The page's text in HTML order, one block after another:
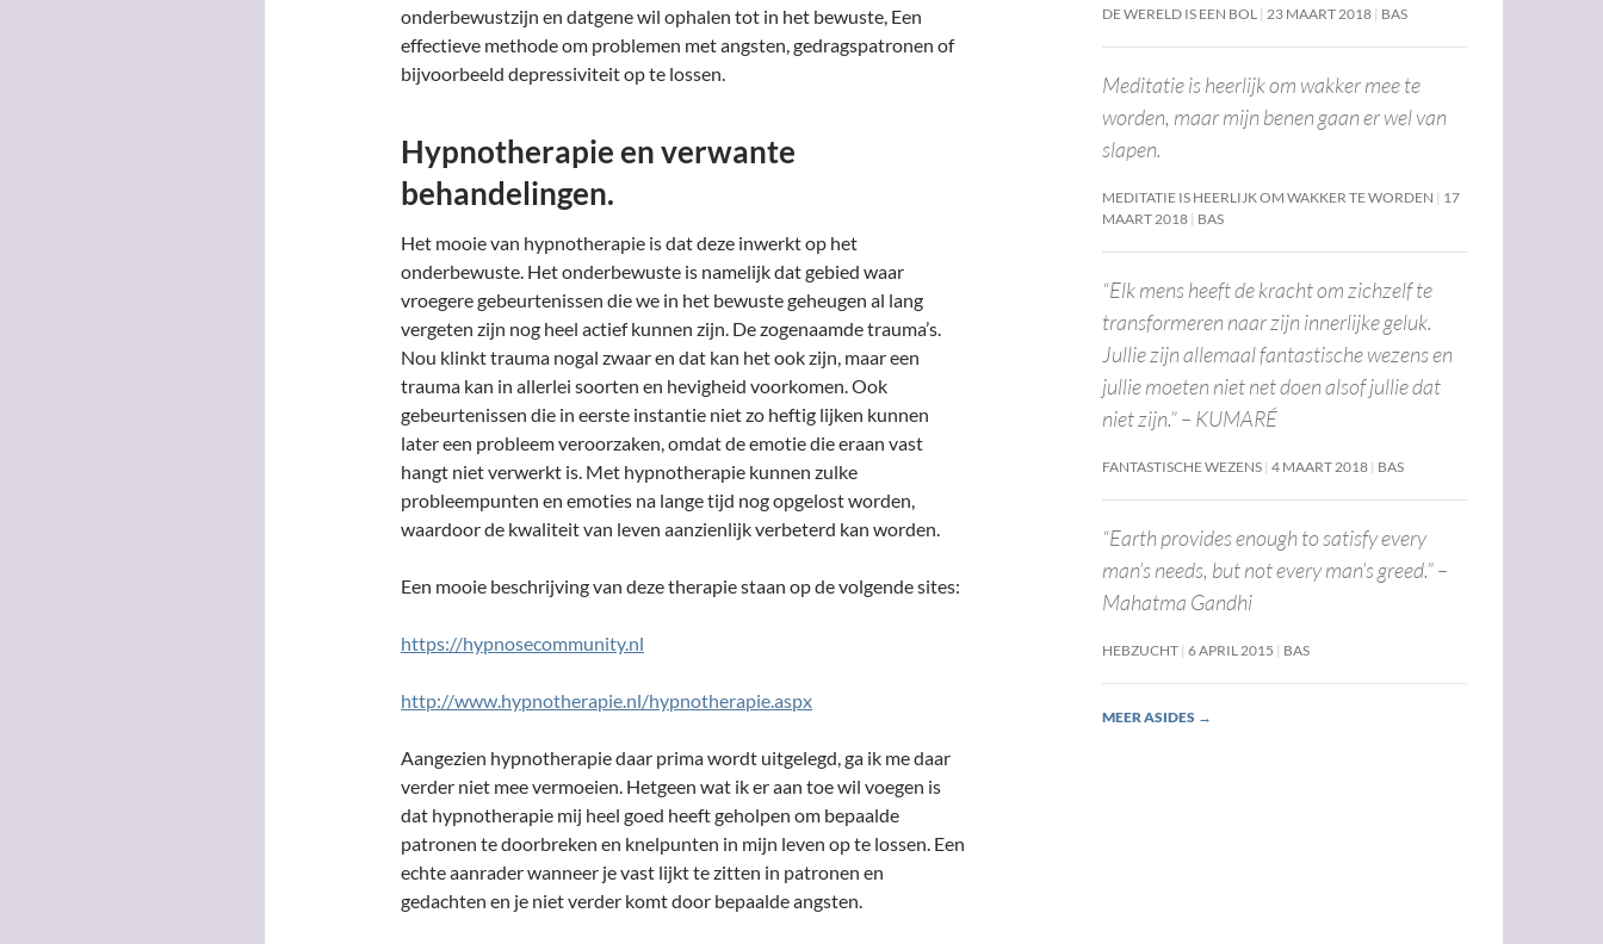
onderbewustzijn en datgene wil ophalen tot in het bewuste, Een
effectieve methode om problemen met angsten, gedragspatronen of
bijvoorbeeld depressiviteit op te lossen.
Hypnotherapie en verwante
behandelingen.
Het mooie van hypnotherapie is dat deze inwerkt op het
onderbewuste. Het onderbewuste is namelijk dat gebied waar
vroegere gebeurtenissen die we in het bewuste geheugen al lang
vergeten zijn nog heel actief kunnen zijn. De zogenaamde trauma’s.
Nou klinkt trauma nogal zwaar en dat kan het ook zijn, maar een
trauma kan in allerlei soorten en hevigheid voorkomen. Ook
gebeurtenissen die in eerste instantie niet zo heftig lijken kunnen
later een probleem veroorzaken, omdat de emotie die eraan vast
hangt niet verwerkt is. Met hypnotherapie kunnen zulke
probleempunten en emoties na lange tijd nog opgelost worden,
waardoor de kwaliteit van leven aanzienlijk verbeterd kan worden.
Een mooie beschrijving van deze therapie staan op de volgende sites:
https://hypnosecommunity.nl
http://www.hypnotherapie.nl/hypnotherapie.aspx
Aangezien hypnotherapie daar prima wordt uitgelegd, ga ik me daar
verder niet mee vermoeien. Hetgeen wat ik er aan toe wil voegen is
dat hypnotherapie mij heel goed heeft geholpen om bepaalde
patronen te doorbreken en knelpunten in mijn leven op te lossen. Een
echte aanrader wanneer je vast lijkt te zitten in patronen en
gedachten en je niet verder komt door bepaalde angsten.
DE WERELD IS EEN BOL 23 MAART 2018 BAS
Meditatie is heerlijk om wakker mee te
worden, maar mijn benen gaan er wel van
slapen.
MEDITATIE IS HEERLIJK OM WAKKER TE WORDEN
17
MAART 2018 BAS
“Elk mens heeft de kracht om zichzelf te
transformeren naar zijn innerlijke geluk.
Jullie zijn allemaal fantastische wezens en
jullie moeten niet net doen alsof jullie dat
niet zijn.” – KUMARÉ
FANTASTISCHE WEZENS 4 MAART 2018 BAS
“Earth provides enough to satisfy every
man’s needs, but not every man’s greed.” –
Mahatma Gandhi
HEBZUCHT 6 APRIL 2015 BAS
MEER ASIDES →